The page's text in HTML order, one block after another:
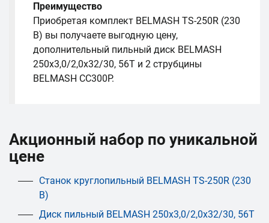
Преимущество
Приобретая комплект BELMASH TS-250R (230
В) вы получаете выгодную цену,
дополнительный пильный диск BELMASH
250x3,0/2,0x32/30, 56T и 2 струбцины
BELMASH СС300P.
Акционный набор по уникальной
цене
Станок круглопильный BELMASH TS-250R (230
В)
Диск пильный BELMASH 250x3,0/2,0x32/30, 56T